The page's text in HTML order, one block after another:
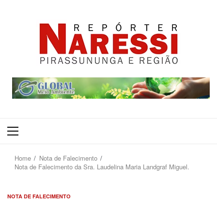
Primary
Home
Nota de Falecimento
Nota de Falecimento da Sra. Laudelina Maria Landgraf Miguel.
NOTA DE FALECIMENTO